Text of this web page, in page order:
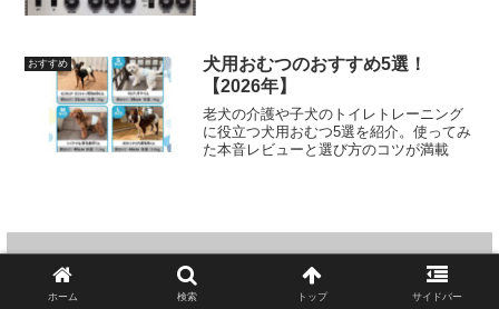
おすすめ
犬用おむつのおすすめ5選！
【2026年】
老犬の介護や子犬のトイレトレーニング
に役立つ犬用おむつ5選を紹介。使ってみ
た本音レビューと選び方のコツが満載
大型3Dプリンターのおすすめ4
ホーム 検索 トップ サイドバー